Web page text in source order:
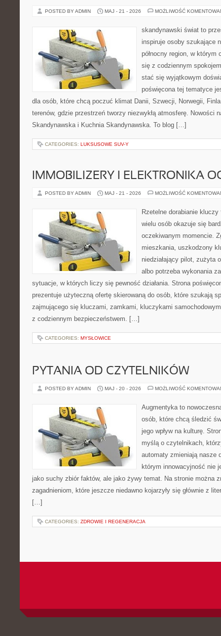
POSTED BY ADMIN MAJ - 21 - 2026 MOŻLIWOŚĆ
skandynawski świat to
inspiruje osoby szukające
północny region, w
się z codziennym
stać się wyjątkowym
poświęcona tej tematyce
dla osób, które chcą poczuć klimat Danii, Szwecji, Norwegii,
terenów, gdzie przestrzeń tworzy niezwykłą atmosferę. Nowości
Skandynawska i Kuchnia Skandynawska. To blog […]
CATEGORIES: LUKSUSOWE SUV-Y
IMMOBILIZERY I ELEKTRONIKA
POSTED BY ADMIN MAJ - 21 - 2026 MOŻLIWOŚĆ
Rzetelne dorabianie
wielu osób okazuje się
oczekiwanym momencie.
mieszkania, uszkodzony
niedziałający pilot, zużyta
albo potrzeba wykonania
sytuacje, w których liczy się pewność działania. Strona
prezentuje użyteczną ofertę skierowaną do osób, które szukają
zajmującego się kluczami, zamkami, kluczykami
z codziennym bezpieczeństwem. […]
CATEGORIES: MYSŁOWICE
PYTANIA OD CZYTELNIKÓW
POSTED BY ADMIN MAJ - 20 - 2026 MOŻLIWOŚĆ
Augmentyka to
osób, które chcą śledzić
jego wpływ na kulturę.
myślą o czytelnikach,
automaty zmieniają nasze
którym innowacyjność nie
jako suchy zbiór faktów, ale jako żywy temat. Na stronie można
zagadnieniom, które jeszcze niedawno kojarzyły się głównie z
[…]
CATEGORIES: ZDROWIE I REGENERACJA